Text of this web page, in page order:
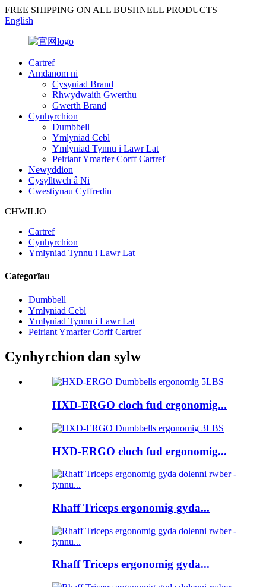
FREE SHIPPING ON ALL BUSHNELL PRODUCTS
English
Cartref
Amdanom ni
Cysyniad Brand
Rhwydwaith Gwerthu
Gwerth Brand
Cynhyrchion
Dumbbell
Ymlyniad Cebl
Ymlyniad Tynnu i Lawr Lat
Peiriant Ymarfer Corff Cartref
Newyddion
Cysylltwch â Ni
Cwestiynau Cyffredin
CHWILIO
Cartref
Cynhyrchion
Ymlyniad Tynnu i Lawr Lat
Categorïau
Dumbbell
Ymlyniad Cebl
Ymlyniad Tynnu i Lawr Lat
Peiriant Ymarfer Corff Cartref
Cynhyrchion dan sylw
HXD-ERGO cloch fud ergonomig...
HXD-ERGO cloch fud ergonomig...
Rhaff Triceps ergonomig gyda...
Rhaff Triceps ergonomig gyda...